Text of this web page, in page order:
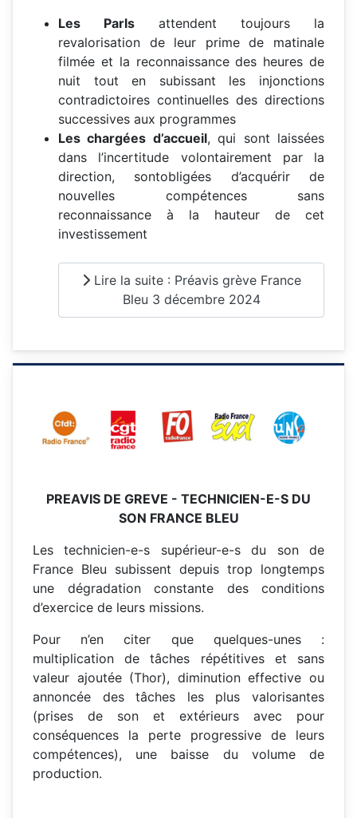
Les Parls attendent toujours la
revalorisation de leur prime de matinale
filmée et la reconnaissance des heures de
nuit tout en subissant les injonctions
contradictoires continuelles des directions
successives aux programmes
Les chargées d’accueil, qui sont laissées
dans l’incertitude volontairement par la
direction, sontobligées d’acquérir de
nouvelles compétences sans
reconnaissance à la hauteur de cet
investissement
Lire la suite : Préavis grève France
Bleu 3 décembre 2024
PREAVIS DE GREVE - TECHNICIEN-E-S DU
SON FRANCE BLEU
Les technicien-e-s supérieur-e-s du son de
France Bleu subissent depuis trop longtemps
une dégradation constante des conditions
d’exercice de leurs missions.
Pour n’en citer que quelques-unes :
multiplication de tâches répétitives et sans
valeur ajoutée (Thor), diminution effective ou
annoncée des tâches les plus valorisantes
(prises de son et extérieurs avec pour
conséquences la perte progressive de leurs
compétences), une baisse du volume de
production.